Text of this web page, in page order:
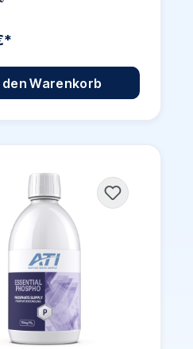
den Warenkorb